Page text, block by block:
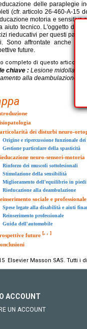
delle paraplegie
(cfr. articolo 26-460-A-15
motoria e
aiuto tecnico. L'oggetto di
rieducativi per questi
Sono affrontate anche la
future.
completo di questo articolo
chiave : Lesione midollare,
alla deambulazione,
dei disturbi neuro-
Origine e ripercussione funzionale
Gestione particolare della spasticità
neuro-sensori-motoria
Rinforzo dei muscoli sottolesionali
Stimolazione della sensibilità
Miglioramento dell'equilibrio in piedi
Rieducazione alla deambulazione
sociale e professionale
Spese legate alla disabilità e aiuti
Reinserimento professionale
Guida dell'automobile
future [, , ]
Elsevier Masson SAS. Tutti i
ACCOUNT
UN ACCOUNT